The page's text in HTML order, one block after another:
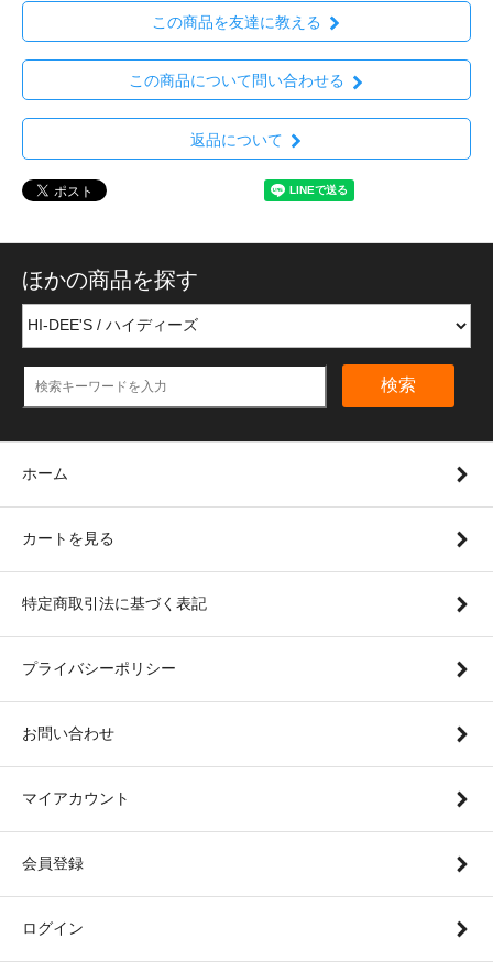
この商品を友達に教える
この商品について問い合わせる
返品について
ほかの商品を探す
検索
ホーム
カートを見る
特定商取引法に基づく表記
プライバシーポリシー
お問い合わせ
マイアカウント
会員登録
ログイン